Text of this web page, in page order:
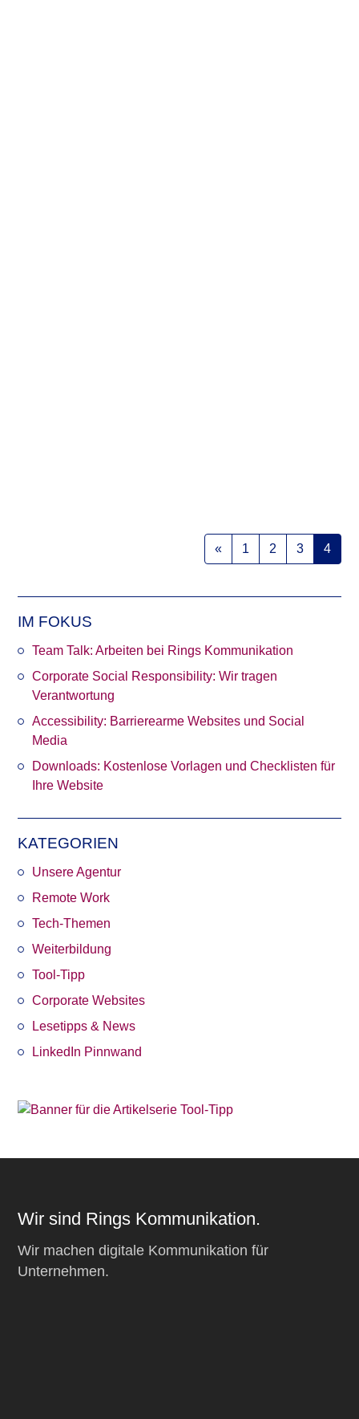
« 1 2 3 4
IM FOKUS
Team Talk: Arbeiten bei Rings Kommunikation
Corporate Social Responsibility: Wir tragen
Verantwortung
Accessibility: Barrierearme Websites und Social
Media
Downloads: Kostenlose Vorlagen und Checklisten für
Ihre Website
KATEGORIEN
Unsere Agentur
Remote Work
Tech-Themen
Weiterbildung
Tool-Tipp
Corporate Websites
Lesetipps & News
LinkedIn Pinnwand
Wir sind Rings Kommunikation.
Wir machen digitale Kommunikation für
Unternehmen.